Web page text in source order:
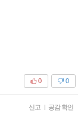
0
0
신고 | 공감 확인